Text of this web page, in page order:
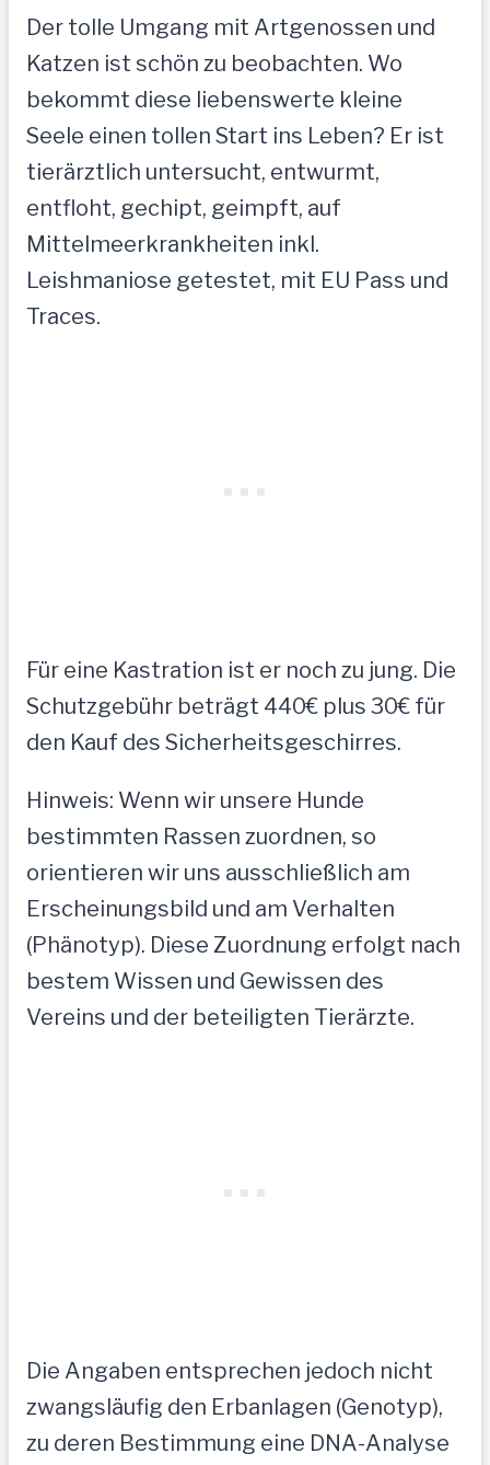
Der tolle Umgang mit Artgenossen und
Katzen ist schön zu beobachten. Wo
bekommt diese liebenswerte kleine
Seele einen tollen Start ins Leben? Er ist
tierärztlich untersucht, entwurmt,
entfloht, gechipt, geimpft, auf
Mittelmeerkrankheiten inkl.
Leishmaniose getestet, mit EU Pass und
Traces.
Für eine Kastration ist er noch zu jung. Die
Schutzgebühr beträgt 440€ plus 30€ für
den Kauf des Sicherheitsgeschirres.
Hinweis: Wenn wir unsere Hunde
bestimmten Rassen zuordnen, so
orientieren wir uns ausschließlich am
Erscheinungsbild und am Verhalten
(Phänotyp). Diese Zuordnung erfolgt nach
bestem Wissen und Gewissen des
Vereins und der beteiligten Tierärzte.
Die Angaben entsprechen jedoch nicht
zwangsläufig den Erbanlagen (Genotyp),
zu deren Bestimmung eine DNA-Analyse